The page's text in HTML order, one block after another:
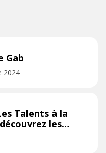
Gab
2024
Talents à la